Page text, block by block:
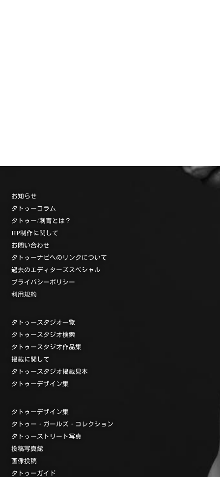
お知らせ
タトゥーコラム
タトゥー/刺青とは？
HP制作に関して
お問い合わせ
タトゥーナビへのリンクについて
過去のエディターズスペシャル
プライバシーポリシー
利用規約
タトゥースタジオ一覧
タトゥースタジオ検索
タトゥースタジオ作品集
掲載に関して
タトゥースタジオ掲載見本
タトゥーデザイン集
タトゥーデザイン集
タトゥー・ガールズ・コレクション
タトゥーストリート写真
投稿写真館
画像投稿
タトゥーガイド